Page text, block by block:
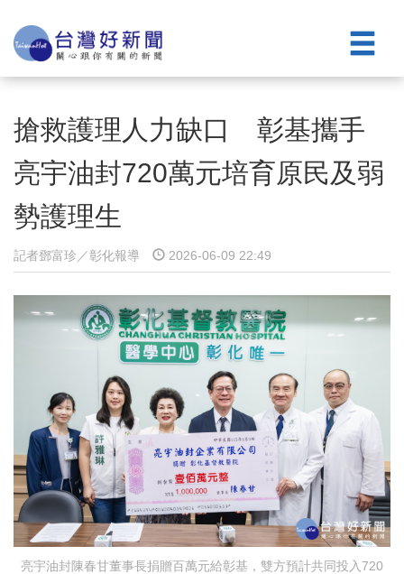
搶救護理人力缺口 彰基攜手
亮宇油封720萬元培育原民及弱
勢護理生
記者鄧富珍／彰化報導 2026-06-09 22:49
亮宇油封陳春甘董事長捐贈百萬元給彰基，雙方預計共同投入720